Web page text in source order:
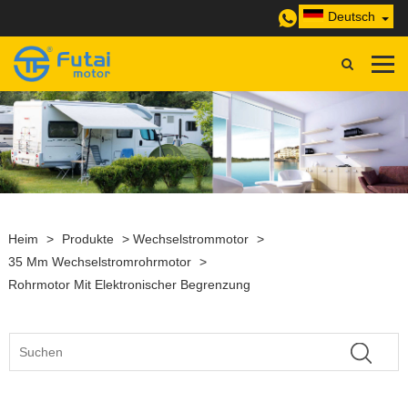
Deutsch
Heim > Produkte > Wechselstrommotor >
35 Mm Wechselstromrohrmotor >
Rohrmotor Mit Elektronischer Begrenzung